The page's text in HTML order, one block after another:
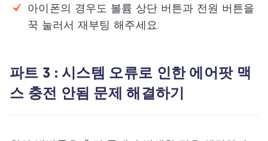
아이폰의 경우도 볼륨 상단 버튼과 전원 버튼을
꾹 눌러서 재부팅 해주세요.
파트 3 : 시스템 오류로 인한 에어팟 맥
스 충전 안됨 문제 해결하기